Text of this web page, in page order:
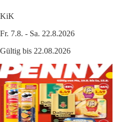
KiK
Fr. 7.8. - Sa. 22.8.2026
Gültig bis 22.08.2026